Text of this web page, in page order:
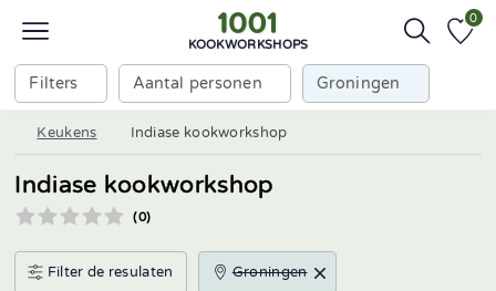
KOOKWORKSHOPS
Filters Aantal personen Groningen
0
Keukens Indiase kookworkshop
Indiase kookworkshop
(0)
Filter de resulaten Groningen